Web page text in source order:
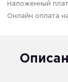
Наложенный
Онлайн оплата